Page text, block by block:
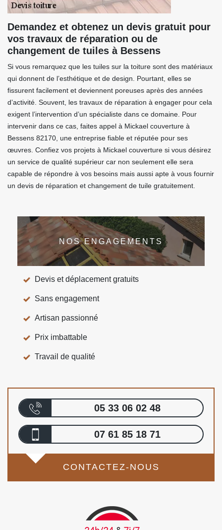
Demandez et obtenez un devis gratuit pour
vos travaux de réparation ou de
changement de tuiles à Bessens
Si vous remarquez que les tuiles sur la toiture sont des matériaux
qui donnent de l’esthétique et de design. Pourtant, elles se
fissurent facilement et deviennent poreuses après des années
d’activité. Souvent, les travaux de réparation à engager pour cela
exigent l’intervention d’un spécialiste dans ce domaine. Pour
intervenir dans ce cas, faites appel à Mickael couverture à
Bessens 82170, une entreprise fiable et réputée pour ses
œuvres. Confiez vos projets à Mickael couverture si vous désirez
un service de qualité supérieur car non seulement elle sera
capable de répondre à vos besoins mais aussi apte à vous fournir
un devis de réparation et changement de tuile gratuitement.
NOS ENGAGEMENTS
Devis et déplacement gratuits
Sans engagement
Artisan passionné
Prix imbattable
Travail de qualité
05 33 06 02 48
07 61 85 18 71
CONTACTEZ-NOUS